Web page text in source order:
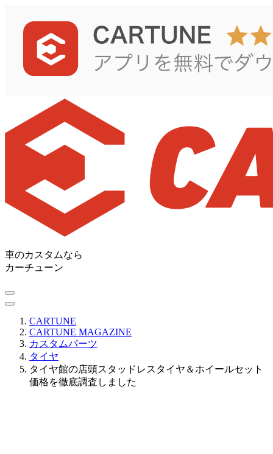
車のカスタムなら
カーチューン
CARTUNE
CARTUNE MAGAZINE
カスタムパーツ
タイヤ
タイヤ館の店頭スタッドレスタイヤ＆ホイールセット
価格を徹底調査しました